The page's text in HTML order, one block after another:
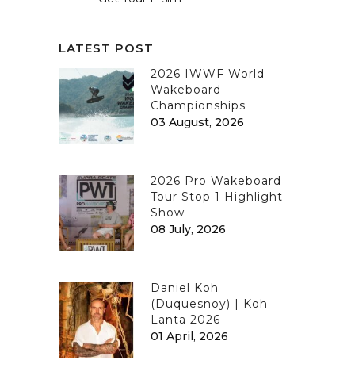
LATEST POST
2026 IWWF World
Wakeboard
Championships
03 August, 2026
2026 Pro Wakeboard
Tour Stop 1 Highlight
Show
08 July, 2026
Daniel Koh
(Duquesnoy) | Koh
Lanta 2026
01 April, 2026